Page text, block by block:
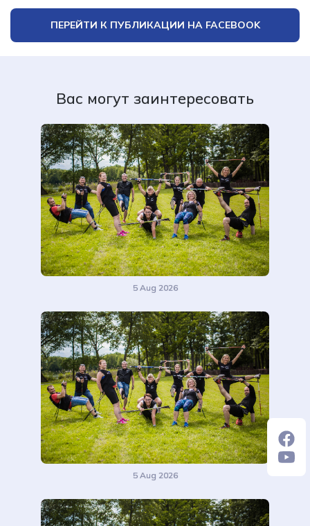
ПЕРЕЙТИ К ПУБЛИКАЦИИ НА FACEBOOK
Вас могут заинтересовать
5 Aug 2026
5 Aug 2026